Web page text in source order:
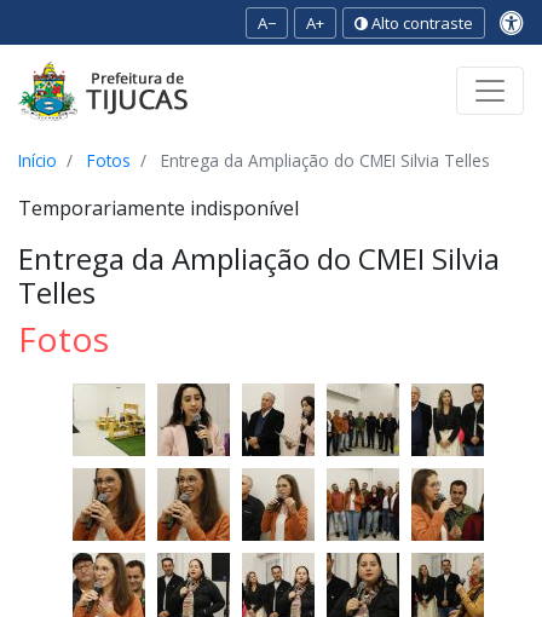
A− A+ Alto contraste
Início Fotos Entrega da Ampliação do CMEI Silvia Telles
Temporariamente indisponível
Entrega da Ampliação do CMEI Silvia
Telles
Fotos